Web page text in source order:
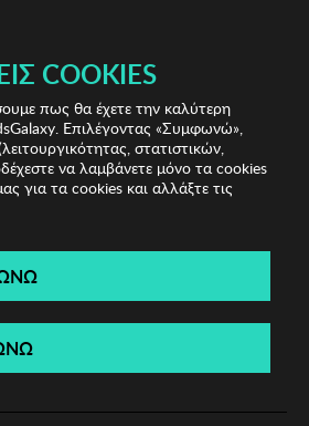
(0)
COOKIES
πως θα έχετε την καλύτερη
Επιλέγοντας «Συμφωνώ»,
στατιστικών,
να λαμβάνετε μόνο τα cookies
για τα cookies και αλλάξτε τις